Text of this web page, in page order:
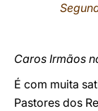
Caros Irmãos
É com muita
Pastores dos